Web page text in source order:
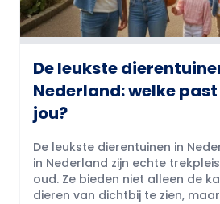
De leukste
Nederland: welke
jou?
De leukste dierentuinen in
in Nederland zijn echte
oud. Ze bieden niet alleen de
dieren van dichtbij te zien,